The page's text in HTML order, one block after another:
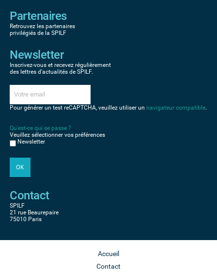
Partenaires
Retrouvez les partenaires
privilégiés de la SPILF
Newsletter
Inscrivez-vous et recevez régulièrement
des lettres d'actualités de SPILF.
Pour générer un test reCAPTCHA, veuillez utiliser un navigateur compatible.
Qu'est-ce qui se passe ?
Veuillez sélectionner vos préférences
Newsletter
Contact
SPILF
21 rue Beaurepaire
75010 Paris
Accueil
Contact